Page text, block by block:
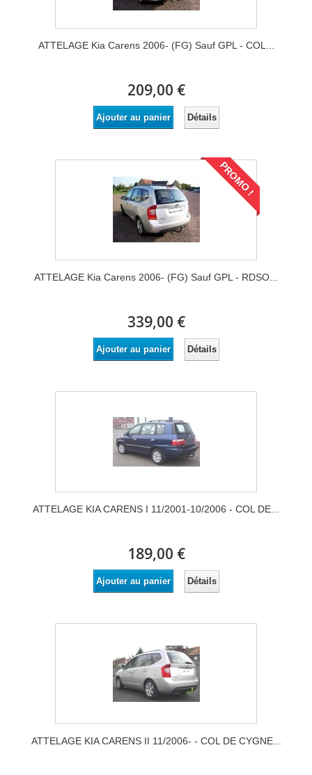
ATTELAGE Kia Carens 2006- (FG) Sauf GPL - COL...
209,00 €
Ajouter au panier Détails
PROMO !
ATTELAGE Kia Carens 2006- (FG) Sauf GPL - RDSO...
339,00 €
Ajouter au panier Détails
ATTELAGE KIA CARENS I 11/2001-10/2006 - COL DE...
189,00 €
Ajouter au panier Détails
ATTELAGE KIA CARENS II 11/2006- - COL DE CYGNE...